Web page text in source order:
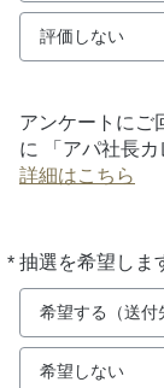
評価しない
アンケートにご
に 「アパ社長カ
詳細はこちら
* 抽選を希望しま
必
須
希望する（送付
希望しない